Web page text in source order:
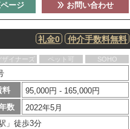
お問い合わせ
ージ
仲介手数料無料
礼金0
ザイナーズ ペット可 SOHO
料
95,000円 - 165,000円
数
2022年5月
」徒歩3分